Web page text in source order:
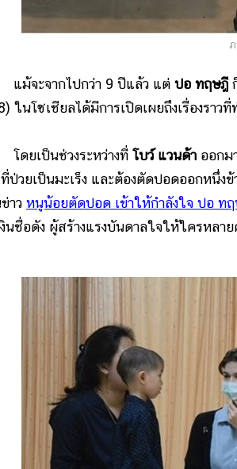
ะจากไปกว่า 9 ปีแล้ว แต่ ปอ ทฤษฎี
ในโซเชียลได้มีการเปิดเผยถึงเรื่องราว
เป็นช่วงระหว่างที่ โบว์ แวนด้า ออกม
ป่วยเป็นมะเร็ง และต้องตัดปอดออกหนึ่งข้
าว หนูน้อยตัดปอด เข้าให้กำลังใจ ปอ
งินชื่อดัง ผู้สร้างแรงบันดาลใจให้ใครหล